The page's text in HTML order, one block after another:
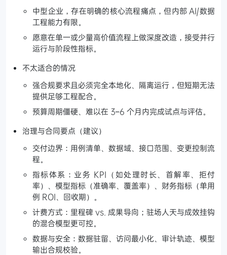
中型企业，存在明确的核心流程痛点，但内部 AI/数据
工程能力有限。
愿意在单一或少量高价值流程上做深度改造，接受并行
运行与阶段性指标。
不太适合的情况
强合规要求且必须完全本地化、隔离运行，但短期无法
提供足够工程配合。
预算周期僵硬、难以在 3–6 个月内完成试点与评估。
治理与合同要点（建议）
交付边界：用例清单、数据域、接口范围、变更控制流
程。
指标体系：业务 KPI（如处理时长、首解率、拒付
率）、模型指标（准确率、覆盖率）、财务指标（单用
例 ROI、回收期）。
计费方式：里程碑 vs. 成果导向；驻场人天与成效挂钩
的混合模型更可控。
数据与安全：数据驻留、访问最小化、审计轨迹、模型
输出合规校验。